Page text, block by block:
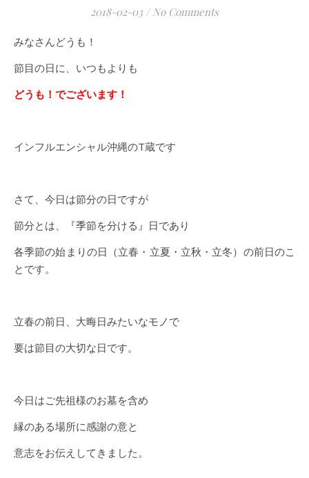
2018-02-03 / No Comments
みなさんどうも！
節目の日に、いつもよりも
どうも！でございます！
インフルエンシャル沖縄のT蔵です
さて、今日は節分の日ですが
節分とは、『季節を分ける』日であり
各季節の始まりの日（立春・立夏・立秋・立冬）の前日のこ
とです。
立春の前日、大晦日みたいなモノで
要は節目の大切な日です。
今日はご先祖様のお墓を含め
縁のある場所に感謝の意と
意志をお伝えしてきました。